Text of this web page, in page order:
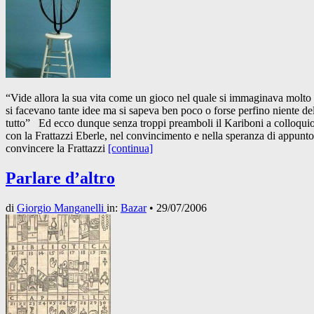
“Vide allora la sua vita come un gioco nel quale si immaginava molto
si facevano tante idee ma si sapeva ben poco o forse perfino niente
tutto” Ed ecco dunque senza troppi preamboli il Kariboni a
con la Frattazzi Eberle, nel convincimento e nella speranza di appunto
convincere la Frattazzi [continua]
Parlare d’altro
di Giorgio Manganelli in: Bazar• 29/07/2006